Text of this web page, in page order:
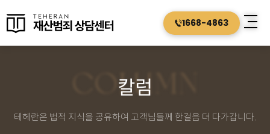
1668-4863
COLUMN
칼럼
테헤란은 법적 지식을 공유하여 고객님들께 한걸음 더 다가갑니다.